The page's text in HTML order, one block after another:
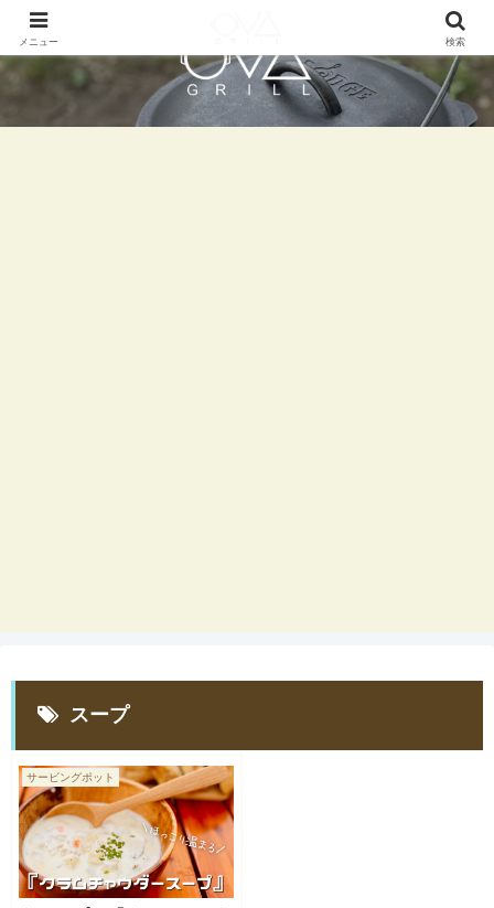
スープ
サービングポット
メニュー 検索